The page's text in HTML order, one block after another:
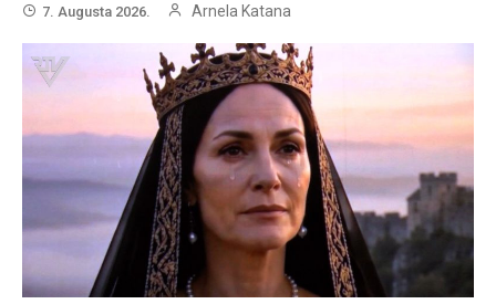
7. Augusta 2026. Arnela Katana